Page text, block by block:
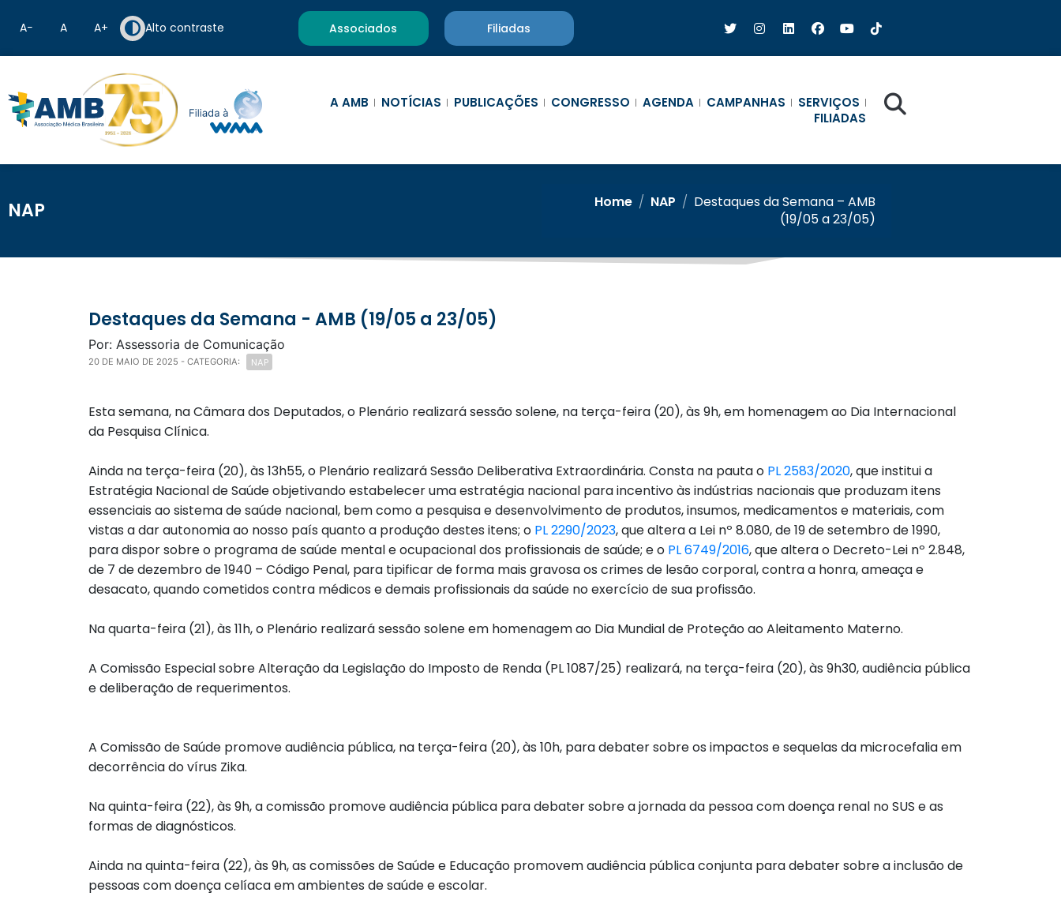
A− A A+ Alto contraste Associados Filiadas
A AMB NOTÍCIAS PUBLICAÇÕES CONGRESSO AGENDA CAMPANHAS
SERVIÇOS
FILIADAS
NAP Home / NAP / Destaques da Semana – AMB
(19/05 a 23/05)
Destaques da Semana - AMB (19/05 a 23/05)
Por: Assessoria de Comunicação
20 DE MAIO DE 2025 - CATEGORIA: NAP
Esta semana, na Câmara dos Deputados, o Plenário realizará sessão solene, na terça-feira (20), às 9h, em homenagem ao Dia Internacional
da Pesquisa Clínica.
Ainda na terça-feira (20), às 13h55, o Plenário realizará Sessão Deliberativa Extraordinária. Consta na pauta o PL 2583/2020, que institui a
Estratégia Nacional de Saúde objetivando estabelecer uma estratégia nacional para incentivo às indústrias nacionais que produzam itens
essenciais ao sistema de saúde nacional, bem como a pesquisa e desenvolvimento de produtos, insumos, medicamentos e materiais, com
vistas a dar autonomia ao nosso país quanto a produção destes itens; o PL 2290/2023, que altera a Lei nº 8.080, de 19 de setembro de 1990,
para dispor sobre o programa de saúde mental e ocupacional dos profissionais de saúde; e o PL 6749/2016, que altera o Decreto-Lei nº 2.848,
de 7 de dezembro de 1940 – Código Penal, para tipificar de forma mais gravosa os crimes de lesão corporal, contra a honra, ameaça e
desacato, quando cometidos contra médicos e demais profissionais da saúde no exercício de sua profissão.
Na quarta-feira (21), às 11h, o Plenário realizará sessão solene em homenagem ao Dia Mundial de Proteção ao Aleitamento Materno.
A Comissão Especial sobre Alteração da Legislação do Imposto de Renda (PL 1087/25) realizará, na terça-feira (20), às 9h30, audiência pública
e deliberação de requerimentos.
A Comissão de Saúde promove audiência pública, na terça-feira (20), às 10h, para debater sobre os impactos e sequelas da microcefalia em
decorrência do vírus Zika.
Na quinta-feira (22), às 9h, a comissão promove audiência pública para debater sobre a jornada da pessoa com doença renal no SUS e as
formas de diagnósticos.
Ainda na quinta-feira (22), às 9h, as comissões de Saúde e Educação promovem audiência pública conjunta para debater sobre a inclusão de
pessoas com doença celíaca em ambientes de saúde e escolar.